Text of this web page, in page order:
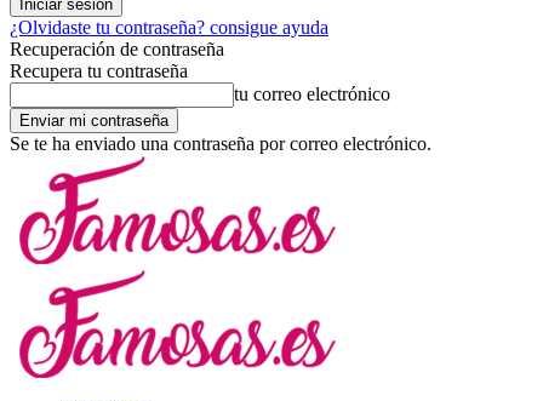
¿Olvidaste tu contraseña? consigue ayuda
Recuperación de contraseña
Recupera tu contraseña
tu correo electrónico
Se te ha enviado una contraseña por correo electrónico.